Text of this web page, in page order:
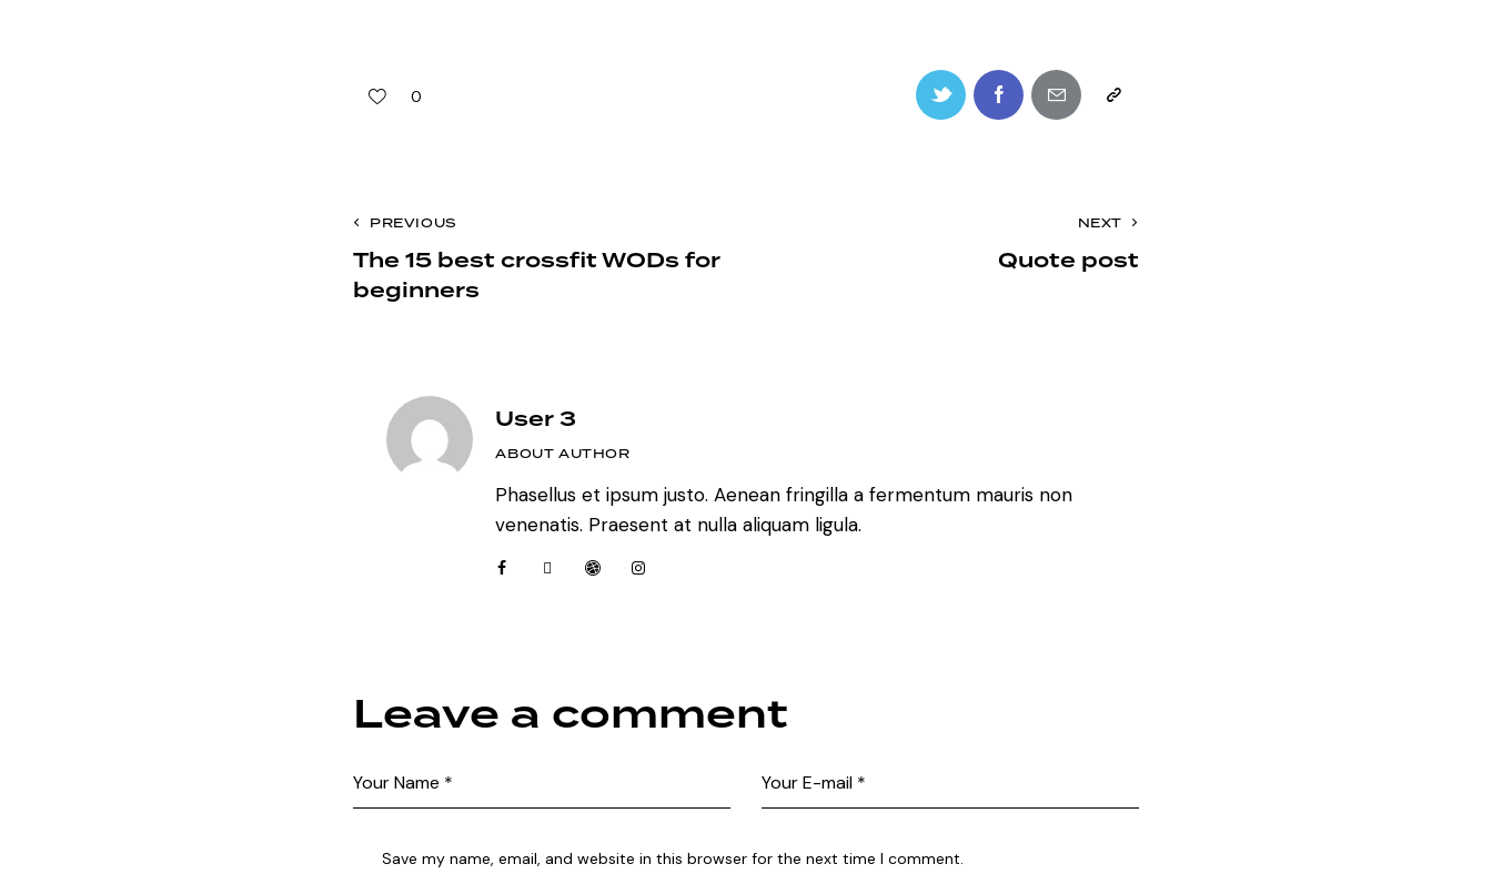
0
PREVIOUS
The 15 best crossfit WODs for
beginners
NEXT
Quote post
User 3
ABOUT AUTHOR
Phasellus et ipsum justo. Aenean fringilla a fermentum mauris non
venenatis. Praesent at nulla aliquam ligula.
Leave a comment
Save my name, email, and website in this browser for the next time I comment.